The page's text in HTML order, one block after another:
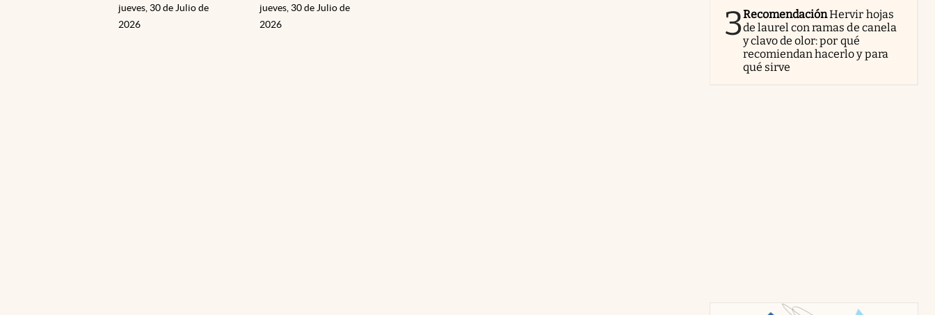
jueves, 30 de Julio de
2026
jueves, 30 de Julio de
2026
3RecomendaciónHervir hojas
de laurel con ramas de canela
y clavo de olor: por qué
recomiendan hacerlo y para
qué sirve